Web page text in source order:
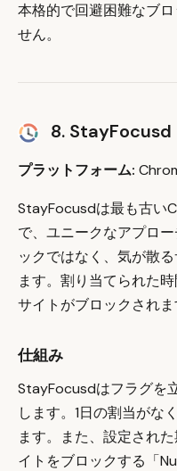
本格的で回避困難なブ
せん。
8. StayFocusd
プラットフォーム:
StayFocusdは最も古い
で、ユニークなアプロ
ックではなく、気が散
ます。割り当てられた
サイトがブロックされま
仕組み
StayFocusdはフラグを
します。1日の割当がな
ます。また、設定され
イトをブロックする「